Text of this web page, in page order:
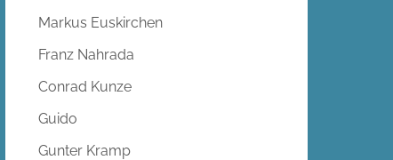
Markus Euskirchen
Franz Nahrada
Conrad Kunze
Guido
Gunter Kramp